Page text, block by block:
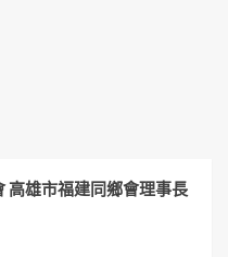
高雄市福建同鄉會理事長